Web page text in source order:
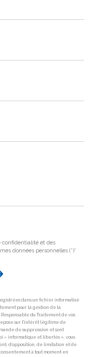
confidentialité et des
données personnelles (*)*
dans un fichier informatisé
pour la gestion de la
du Traitement de vos
sur l'intérêt légitime de
de suppression et sont
« informatique et libertés », vous
d’opposition, de limitation et de
à tout moment en